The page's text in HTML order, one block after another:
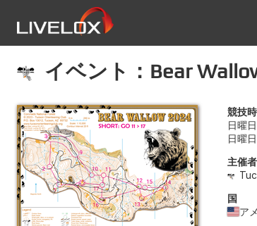
イベント：Bear
競技
日曜
日曜
主催者
国
ア